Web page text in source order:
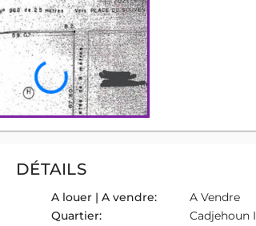
DÉTAILS
A louer | A vendre:
A Vendre
Quartier:
Cadjehoun I